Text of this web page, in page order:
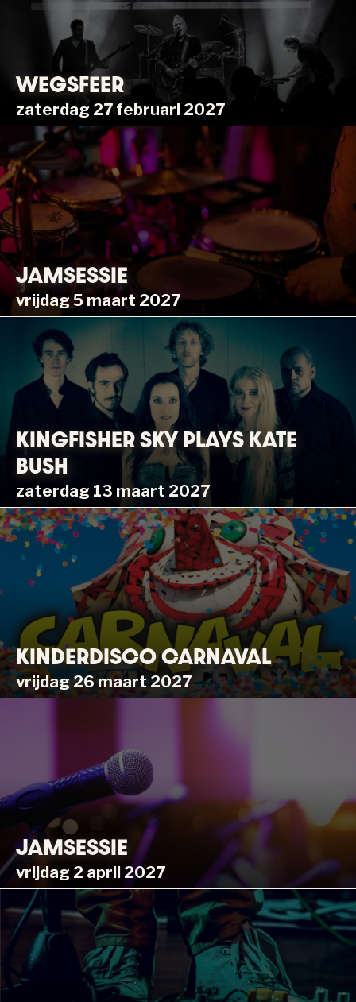
WEGSFEER
zaterdag 27 februari 2027
JAMSESSIE
vrijdag 5 maart 2027
KINGFISHER SKY PLAYS KATE
BUSH
zaterdag 13 maart 2027
KINDERDISCO CARNAVAL
vrijdag 26 maart 2027
JAMSESSIE
vrijdag 2 april 2027